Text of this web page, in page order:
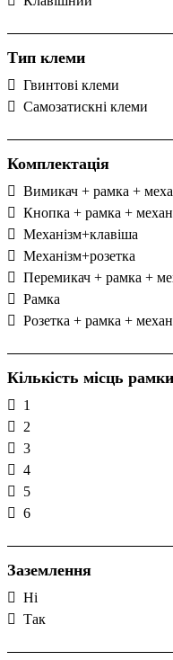
Тип клеми
Гвинтові клеми
Самозатискні клеми
Комплектація
Вимикач + рамка +
Кнопка + рамка +
Механізм+клавіша
Механізм+розетка
Перемикач + рамка +
Рамка
Розетка + рамка +
Кількість місць рамки
1
2
3
4
5
6
Заземлення
Ні
Так